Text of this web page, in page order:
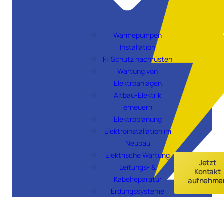
Warmepumpen
Installation
FI-Schutz nachrüsten
Wartung von
Elektroanlagen
Altbau-Elektrik
erneuern
Elektroplanung
Elektroinstallation im
Neubau
Elektrische Wartung
Leitungs- &
Kabelreparatur
Erdungssysteme
Jetzt
Kontakt